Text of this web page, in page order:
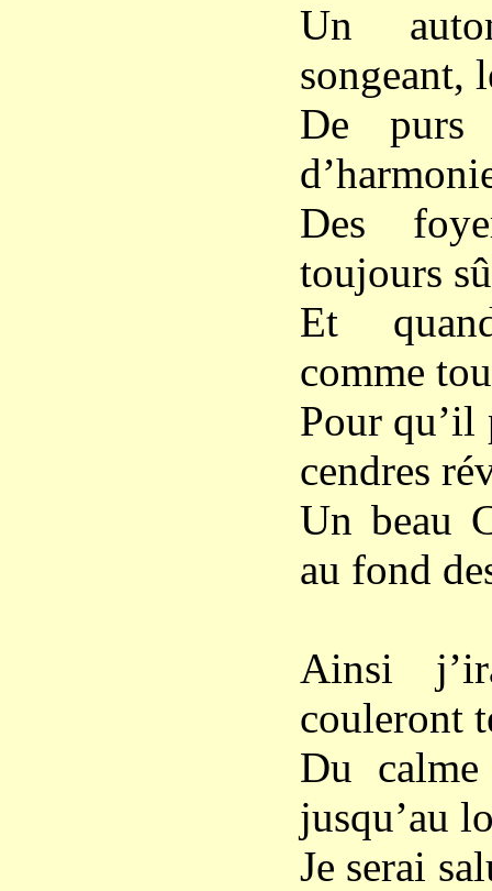
Un
songeant,
De purs
Des
toujours
Et
comme
Pour qu’il
cendres
Un beau
au fond
Ainsi
couleront
Du
jusqu’au
Je serai